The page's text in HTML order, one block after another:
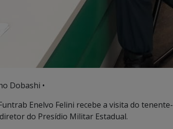
Dobashi •
Enelvo Felini recebe a visita do tenente-
do Presídio Militar Estadual.